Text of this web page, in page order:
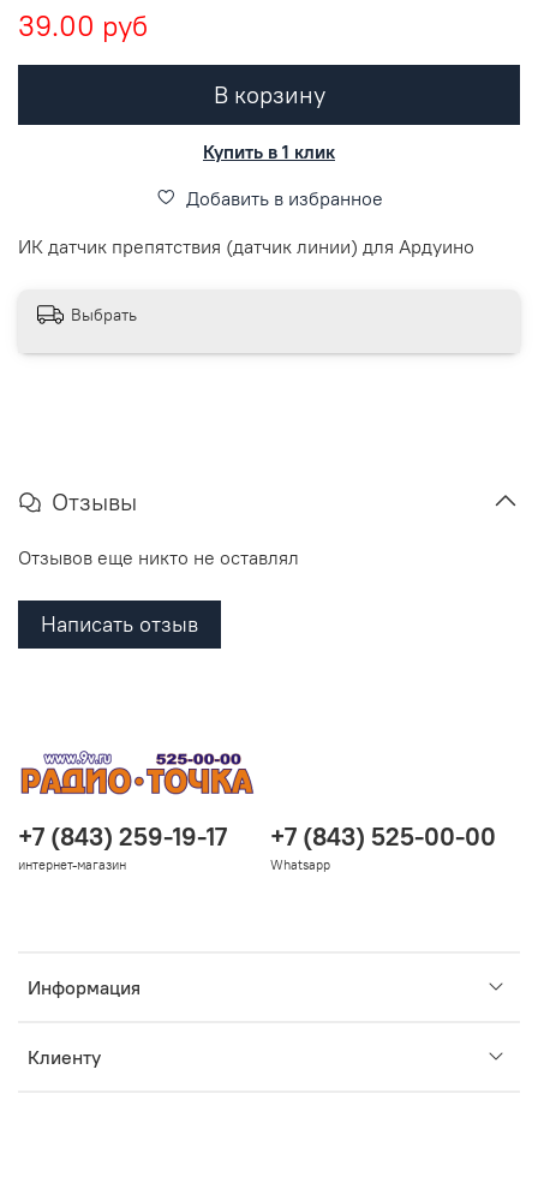
39.00 руб
В корзину
Купить в 1 клик
Добавить в избранное
ИК датчик препятствия (датчик линии) для Ардуино
Выбрать
Отзывы
Отзывов еще никто не оставлял
Написать отзыв
Информация
Клиенту
+7 (843) 259-19-17
интернет-магазин
+7 (843) 525-00-00
Whatsapp